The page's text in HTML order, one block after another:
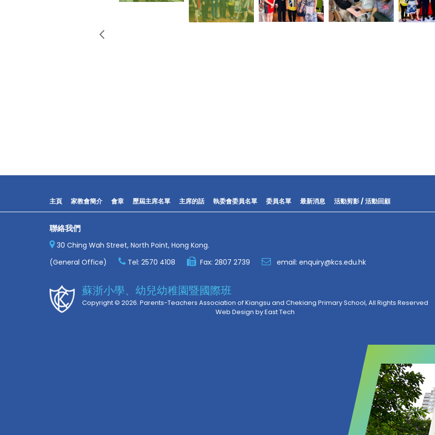
主頁 家教會簡介 會章 歷屆主席名單 主席的話 執委會委員名單 委員名單 最新消息 活動剪影 / 活動回顧
聯絡我們
30 Ching Wah Street, North Point, Hong Kong.
(General Office)
Tel: 2570 4108 Fax: 2807 2739 email: enquiry@kcs.edu.hk
蘇浙小學、幼兒幼稚園暨國際班
Copyright © 2026. Parents-Teachers Association of Kiangsu and Chekiang Primary School, All Rights Reserved
Web Design byEast Tech